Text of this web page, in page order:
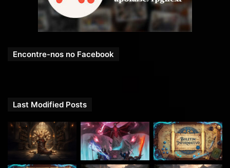
Encontre-nos no Facebook
Last Modified Posts